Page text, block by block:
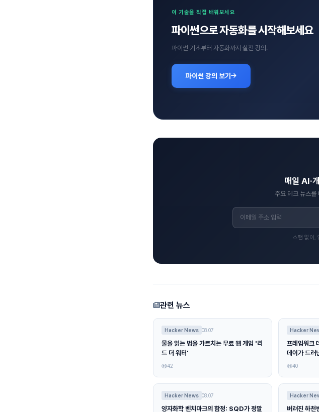
이 기술을 직접 배워보세요
파이썬으로 자동화를 시작해보세요
파이썬 기초부터 자동화까지 실전 강의.
파이썬 강의 보기
매일 AI·
주요 테크 뉴스를
스팸 없이,
관련 뉴스
Hacker News 08.07
물을 읽는 법을 가르치는 무료 웹 게임 '리
드 더 워터'
42
Hacker
프레임워크
데이가 드러
40
Hacker News 08.07
양자화학 벤치마크의 함정: SQD가 정말
Hacker
버려진 하천